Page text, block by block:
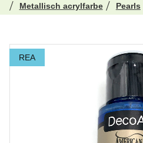
Metallisch acrylfarbe
Pearls
intressera
REA